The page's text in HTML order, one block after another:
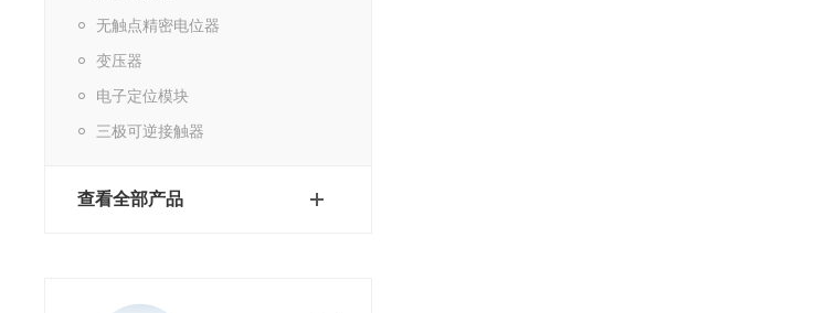
无触点精密电位器
变压器
电子定位模块
三极可逆接触器
查看全部产品